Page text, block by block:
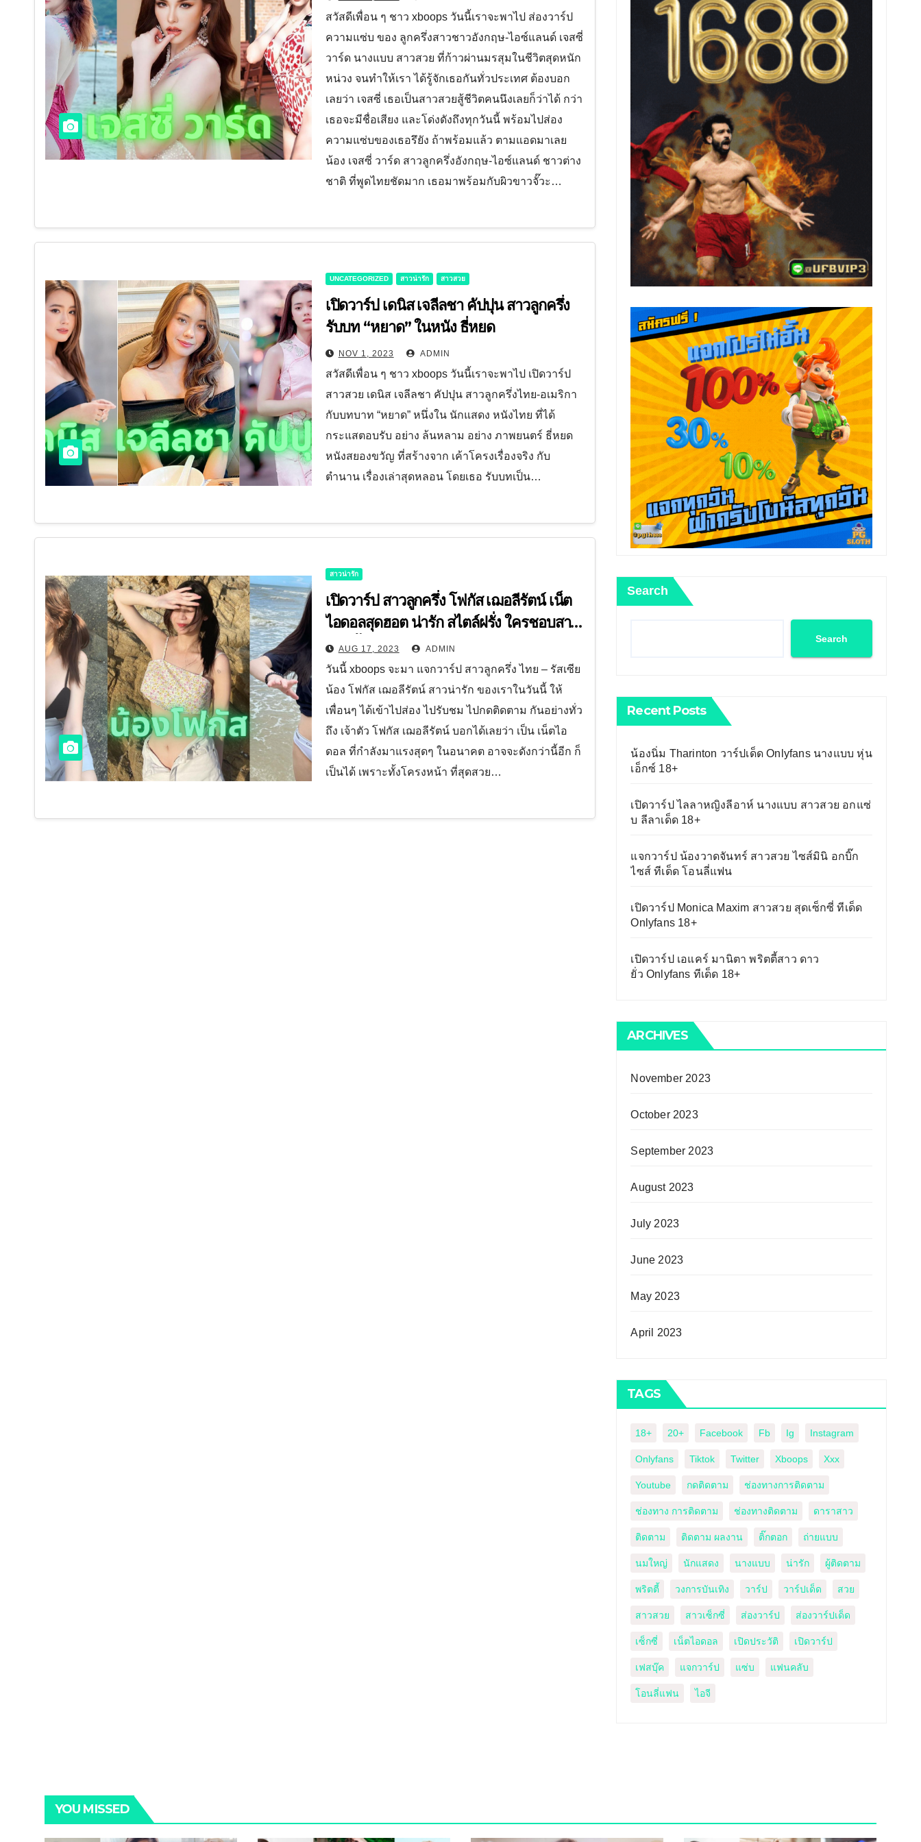
สวัสดีเพื่อน ๆ ชาว xboops วันนี้เราจะพาไป ส่องวาร์ป
ความแซ่บ ของ ลูกครึ่งสาวชาวอังกฤษ-ไอซ์แลนด์ เจสซี่
วาร์ด นางแบบ สาวสวย ที่ก้าวผ่านมรสุมในชีวิตสุดหนัก
หน่วง จนทำให้เรา ได้รู้จักเธอกันทั่วประเทศ ต้องบอก
เลยว่า เจสซี่ เธอเป็นสาวสวยสู้ชีวิตคนนึงเลยก็ว่าได้ กว่า
เธอจะมีชื่อเสียง และโด่งดังถึงทุกวันนี้ พร้อมไปส่อง
ความแซ่บของเธอรึยัง ถ้าพร้อมแล้ว ตามแอดมาเลย
น้อง เจสซี่ วาร์ด สาวลูกครึ่งอังกฤษ-ไอซ์แลนด์ ชาวต่าง
ชาติ ที่พูดไทยชัดมาก เธอมาพร้อมกับผิวขาวจั๊วะ…
UNCATEGORIZED สาวน่ารัก สาวสวย
เปิดวาร์ป เดนิส เจลีลชา คัปปุน สาวลูกครึ่ง
รับบท “หยาด” ในหนัง ธี่หยด
NOV 1, 2023 ADMIN
สวัสดีเพื่อน ๆ ชาว xboops วันนี้เราจะพาไป เปิดวาร์ป
สาวสวย เดนิส เจลีลชา คัปปุน สาวลูกครึ่งไทย-อเมริกา
กับบทบาท “หยาด” หนึ่งใน นักแสดง หนังไทย ที่ได้
กระแสตอบรับ อย่าง ล้นหลาม อย่าง ภาพยนตร์ ธี่หยด
หนังสยองขวัญ ที่สร้างจาก เค้าโครงเรื่องจริง กับ
ตำนาน เรื่องเล่าสุดหลอน โดยเธอ รับบทเป็น…
สาวน่ารัก
เปิดวาร์ป สาวลูกครึ่ง โฟกัส เฌอลีรัตน์ เน็ต
ไอดอลสุดฮอต น่ารัก สไตล์ฝรั่ง ใครชอบสาว
แนวนี้ บอกเลยห้ามพลาด!!!
AUG 17, 2023 ADMIN
วันนี้ xboops จะมา แจกวาร์ป สาวลูกครึ่ง ไทย – รัสเซีย
น้อง โฟกัส เฌอลีรัตน์ สาวน่ารัก ของเราในวันนี้ ให้
เพื่อนๆ ได้เข้าไปส่อง ไปรับชม ไปกดติดตาม กันอย่างทั่ว
ถึง เจ้าตัว โฟกัส เฌอลีรัตน์ บอกได้เลยว่า เป็น เน็ตไอ
ดอล ที่กำลังมาแรงสุดๆ ในอนาคต อาจจะดังกว่านี้อีก ก็
เป็นได้ เพราะทั้งโครงหน้า ที่สุดสวย…
Search
Search
Recent Posts
น้องนิ่ม Tharinton วาร์ปเด็ด Onlyfans นางแบบ หุ่น
เอ็กซ์ 18+
เปิดวาร์ป ไลลาหญิงลีอาห์ นางแบบ สาวสวย อกแซ่
บ ลีลาเด็ด 18+
แจกวาร์ป น้องวาดจันทร์ สาวสวย ไซส์มินิ อกบิ๊ก
ไซส์ ทีเด็ด โอนลี่แฟน
เปิดวาร์ป Monica Maxim สาวสวย สุดเซ็กซี่ ทีเด็ด
Onlyfans 18+
เปิดวาร์ป เอแคร์ มานิตา พริตตี้สาว ดาว
ยั่ว Onlyfans ทีเด็ด 18+
ARCHIVES
November 2023
October 2023
September 2023
August 2023
July 2023
June 2023
May 2023
April 2023
TAGS
18+ 20+ Facebook Fb Ig Instagram
Onlyfans Tiktok Twitter Xboops Xxx
Youtube กดติดตาม ช่องทางการติดตาม
ช่องทาง การติดตาม ช่องทางติดตาม ดาราสาว
ติดตาม ติดตาม ผลงาน ติ๊กตอก ถ่ายแบบ
นมใหญ่ นักแสดง นางแบบ น่ารัก ผู้ติดตาม
พริตตี้ วงการบันเทิง วาร์ป วาร์ปเด็ด สวย
สาวสวย สาวเซ็กซี่ ส่องวาร์ป ส่องวาร์ปเด็ด
เซ็กซี่ เน็ตไอดอล เปิดประวัติ เปิดวาร์ป
เฟสบุ๊ค แจกวาร์ป แซ่บ แฟนคลับ
โอนลี่แฟน ไอจี
YOU MISSED